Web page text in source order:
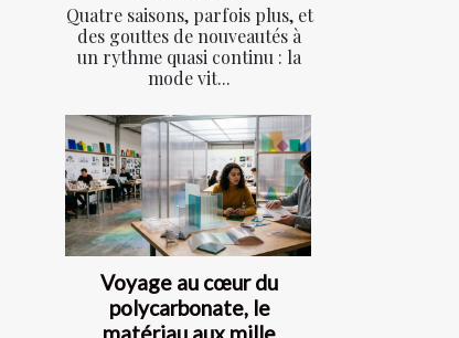
Quatre saisons, parfois plus, et
des gouttes de nouveautés à
un rythme quasi continu : la
mode vit...
Voyage au cœur du
polycarbonate, le
matériau aux mille